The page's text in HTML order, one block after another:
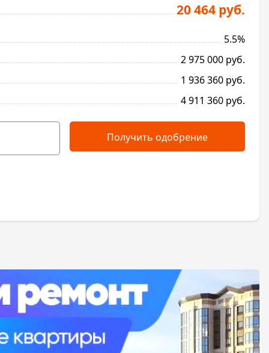
20 464 руб.
5.5%
2 975 000 руб.
1 936 360 руб.
4 911 360 руб.
Получить одобрение